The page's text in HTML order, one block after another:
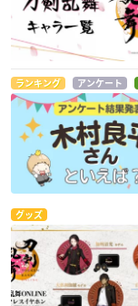
ランキング アンケート
グッズ